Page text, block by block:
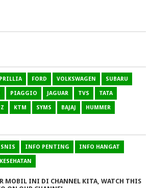
FORD VOLKSWAGEN SUBARU
PIAGGIO JAGUAR TVS TATA
KTM SYMS BAJAJ HUMMER
INFO PENTING INFO HANGAT
MOBIL INI DI CHANNEL KITA, WATCH THIS